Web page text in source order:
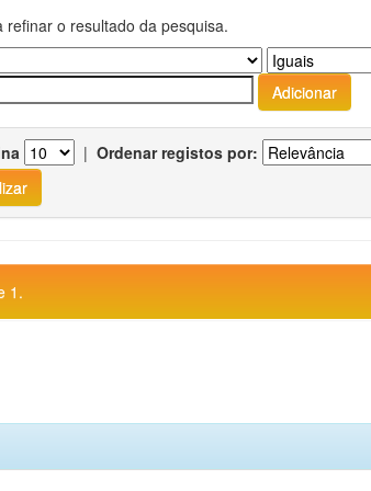
refinar o resultado da pesquisa.
| Ordenar registos por:
1.